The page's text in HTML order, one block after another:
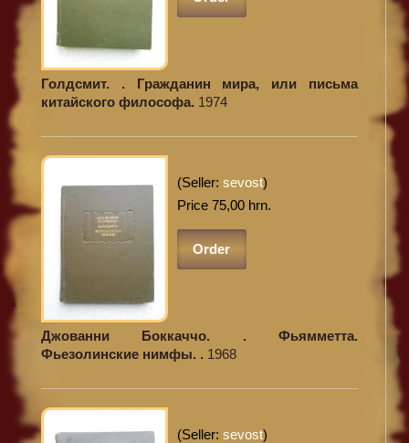
Голдсмит. . Гражданин мира, или письма
китайского философа. 1974
(Seller: sevost)
Price 75,00 hrn.
Order
Джованни Боккаччо. . Фьямметта.
Фьезолинские нимфы. . 1968
(Seller: sevost)